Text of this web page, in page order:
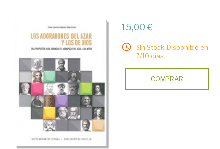
15,00 €
Sin Stock. Disponible en
7/10 días.
COMPRAR